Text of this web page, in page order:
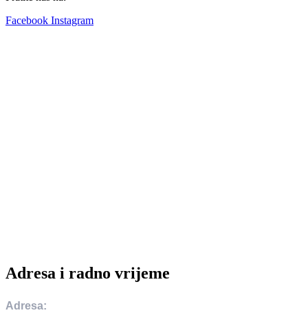
Facebook Instagram
Adresa i radno vrijeme
Adresa: